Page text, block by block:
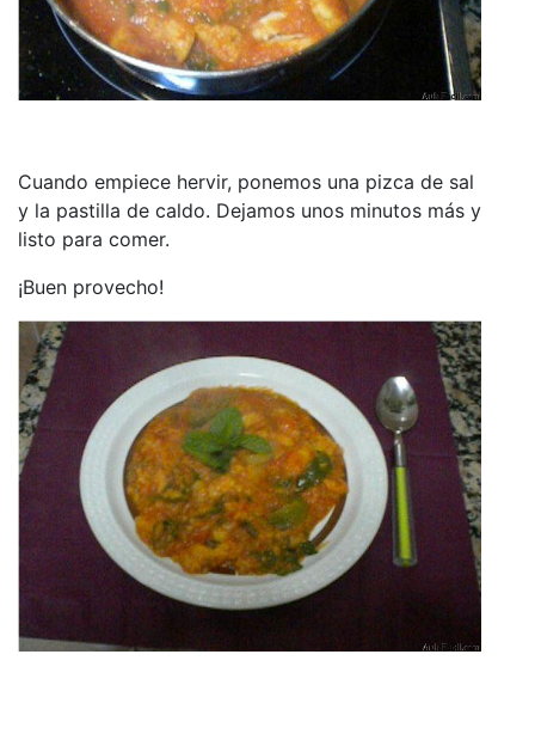
Cuando empiece hervir, ponemos una pizca de sal
y la pastilla de caldo. Dejamos unos minutos más y
listo para comer.
¡Buen provecho!